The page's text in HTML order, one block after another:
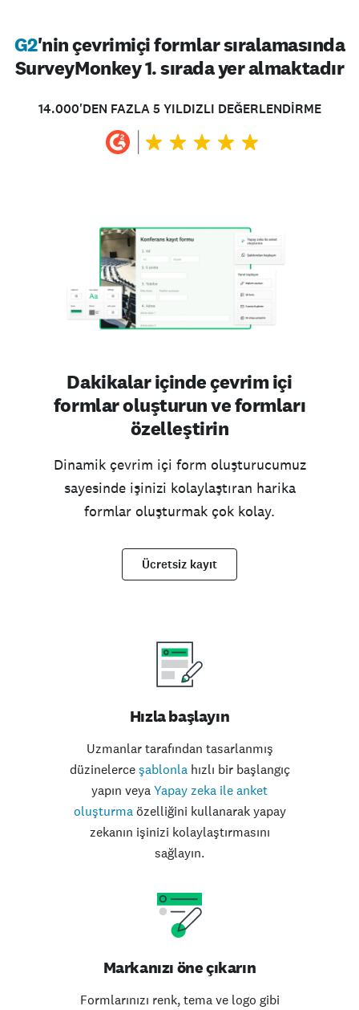
G2'nin çevrimiçi formlar sıralamasında
SurveyMonkey 1. sırada yer almaktadır
14.000'DEN FAZLA 5 YILDIZLI DEĞERLENDİRME
Dakikalar içinde çevrim içi
formlar oluşturun ve formları
özelleştirin
Dinamik çevrim içi form oluşturucumuz
sayesinde işinizi kolaylaştıran harika
formlar oluşturmak çok kolay.
Ücretsiz kayıt
Hızla başlayın
Uzmanlar tarafından tasarlanmış
düzinelerceşablonlahızlı bir başlangıç
yapın veyaYapay zeka ile anket
oluşturmaözelliğini kullanarak yapay
zekanın işinizi kolaylaştırmasını
sağlayın.
Markanızı öne çıkarın
Formlarınızı renk, tema ve logo gibi